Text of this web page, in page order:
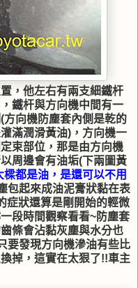
，他左右有兩支細鐵杆
鐵杆與方向機中間有一
向機防塵套內側是乾的
滿潤滑黃油)，方向機一
束部位，那是由方向機
周邊會有油垢(下兩圖黃
都是油，是還可以不用
包起來成油泥膏狀黏在表
症狀還算是剛開始的輕微
段時間觀察看看~防塵套
條會沾黏灰塵與水分也
要發現方向機滲油有些比
掉，這實在太狠了!!車主